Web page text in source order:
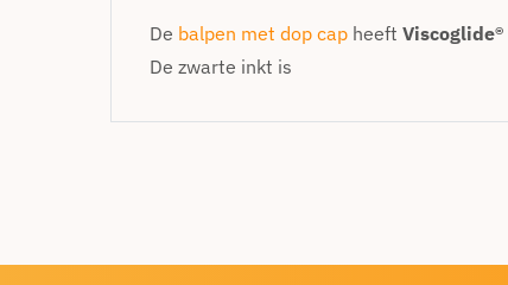
De balpen met dop cap heeft Viscoglide®
De zwarte inkt is